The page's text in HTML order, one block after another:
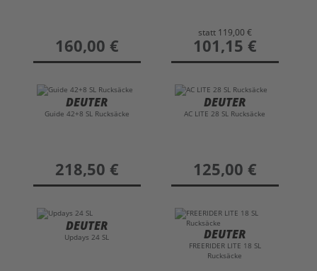
preis
160,00 €
statt 119,00 €
preis
101,15 €
DEUTER
Guide 42+8 SL Rucksäcke
preis
218,50 €
DEUTER
AC LITE 28 SL Rucksäcke
preis
125,00 €
DEUTER
Updays 24 SL DEUTER
FREERIDER LITE 18 SL
Rucksäcke